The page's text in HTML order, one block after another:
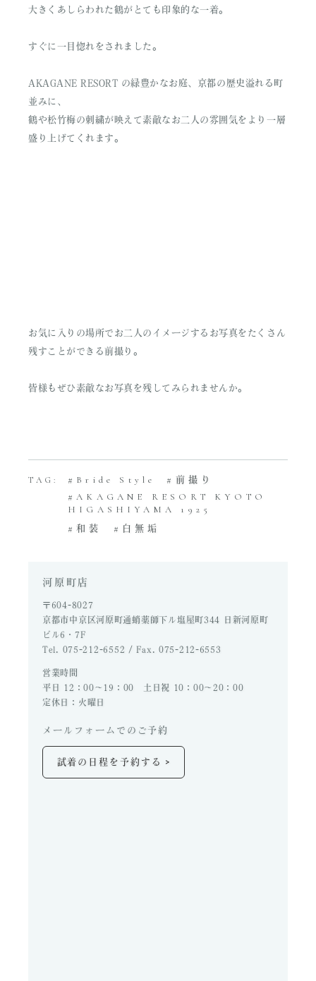
大きくあしらわれた鶴がとても印象的な一着。
すぐに一目惚れをされました。
AKAGANE RESORT の緑豊かなお庭、京都の歴史溢れる町
並みに、
鶴や松竹梅の刺繍が映えて素敵なお二人の雰囲気をより一層
盛り上げてくれます。
お気に入りの場所でお二人のイメージするお写真をたくさん
残すことができる前撮り。
皆様もぜひ素敵なお写真を残してみられませんか。
TAG: Bride Style
前撮り
AKAGANE RESORT KYOTO
HIGASHIYAMA 1925
和装
白無垢
河原町店
〒604-8027
京都市中京区河原町通蛸薬師下ル塩屋町344 日新河原町
ビル6・7F
Tel. 075-212-6552 / Fax. 075-212-6553
営業時間
平日 12：00～19：00 土日祝 10：00～20：00
定休日：火曜日
メールフォームでのご予約
試着の日程を予約する >